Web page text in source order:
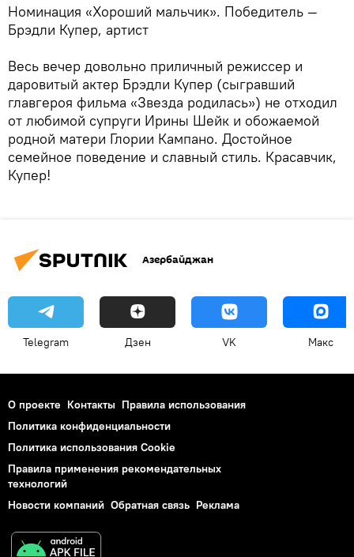
Номинация «Хороший мальчик». Победитель —
Брэдли Купер, артист
Весь вечер довольно приличный режиссер и
даровитый актер Брэдли Купер (сыгравший
главгероя фильма «Звезда родилась») не отходил
от любимой супруги Ирины Шейк и обожаемой
родной матери Глории Кампано. Достойное
семейное поведение и славный стиль. Красавчик,
Купер!
Азербайджан
Telegram Дзен VK Макс
О проекте Контакты Правила использования
Политика конфиденциальности
Политика использования Cookie
Правила применения рекомендательных
технологий
Новости компаний Обратная связь Реклама